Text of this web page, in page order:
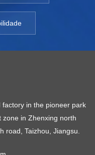
factory in the pioneer park
zone in Zhenxing north
road, Taizhou, Jiangsu.